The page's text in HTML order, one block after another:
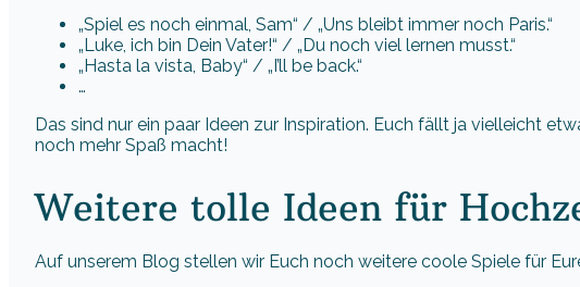
„Spiel es noch einmal, Sam“ / „Uns bleibt immer noch Paris.“
„Luke, ich bin Dein Vater!“ / „Du noch viel lernen musst.“
„Hasta la vista, Baby“ / „I’ll be back.“
…
Das sind nur ein paar Ideen zur Inspiration. Euch fällt ja vielleicht
noch mehr Spaß macht!
Weitere tolle Ideen für
Auf unserem Blog stellen wir Euch noch weitere coole Spiele für